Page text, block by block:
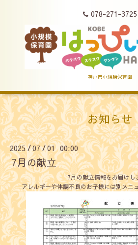
078-271-3725
神戸市小規模保育園
お知らせ
2025/07/01 00:00
7月の献立
7月の献立情報をお届けし
アレルギーや体調不良のお子様には別メニ